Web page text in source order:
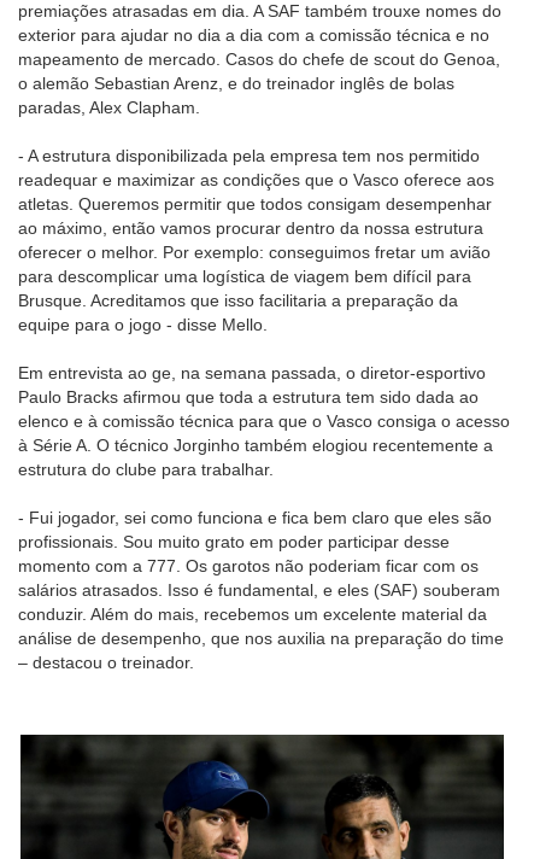
premiações atrasadas em dia. A SAF também trouxe nomes do
exterior para ajudar no dia a dia com a comissão técnica e no
mapeamento de mercado. Casos do chefe de scout do Genoa,
o alemão Sebastian Arenz, e do treinador inglês de bolas
paradas, Alex Clapham.
- A estrutura disponibilizada pela empresa tem nos permitido
readequar e maximizar as condições que o Vasco oferece aos
atletas. Queremos permitir que todos consigam desempenhar
ao máximo, então vamos procurar dentro da nossa estrutura
oferecer o melhor. Por exemplo: conseguimos fretar um avião
para descomplicar uma logística de viagem bem difícil para
Brusque. Acreditamos que isso facilitaria a preparação da
equipe para o jogo - disse Mello.
Em entrevista ao ge, na semana passada, o diretor-esportivo
Paulo Bracks afirmou que toda a estrutura tem sido dada ao
elenco e à comissão técnica para que o Vasco consiga o acesso
à Série A. O técnico Jorginho também elogiou recentemente a
estrutura do clube para trabalhar.
- Fui jogador, sei como funciona e fica bem claro que eles são
profissionais. Sou muito grato em poder participar desse
momento com a 777. Os garotos não poderiam ficar com os
salários atrasados. Isso é fundamental, e eles (SAF) souberam
conduzir. Além do mais, recebemos um excelente material da
análise de desempenho, que nos auxilia na preparação do time
– destacou o treinador.